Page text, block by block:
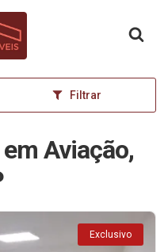
Filtrar
Aviação,
Exclusivo